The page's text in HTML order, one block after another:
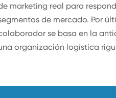
marketing real para
de mercado. Por
se basa en la
organización logística